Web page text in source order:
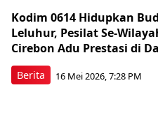
Berita
Kodim 0614 Hidupkan
Leluhur, Pesilat Se-
Cirebon Adu Prestasi di
16 Mei 2026, 7:28 PM